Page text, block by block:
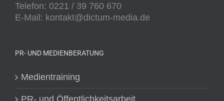
Telefon: 0221 / 39 760 670
E-Mail: kontakt@dictum-media.de
PR- UND MEDIENBERATUNG
Medientraining
PR- und Öffentlichkeitsarbeit